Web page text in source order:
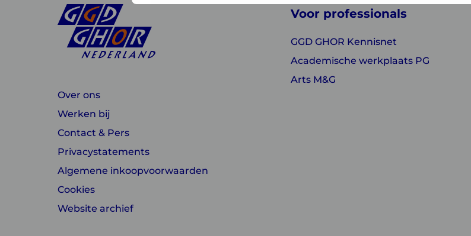
Over ons
Werken bij
Contact & Pers
Privacystatements
Algemene inkoopvoorwaarden
Cookies
Website archief
Voor professionals
GGD GHOR Kennisnet
Academische werkplaats PG
Arts M&G